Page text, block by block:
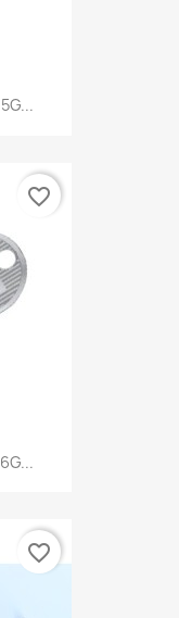
favorite_border
favorite_border